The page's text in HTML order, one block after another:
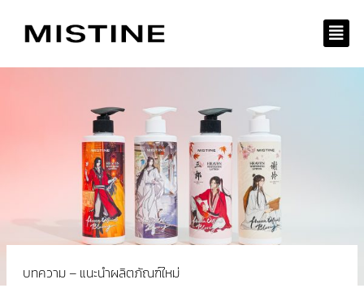
บทความ – แนะนำผลิตภัณฑ์ใหม่